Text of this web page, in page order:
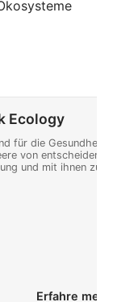
Ecology
für die Gesundheit
von
und mit ihnen zu
Erfahre